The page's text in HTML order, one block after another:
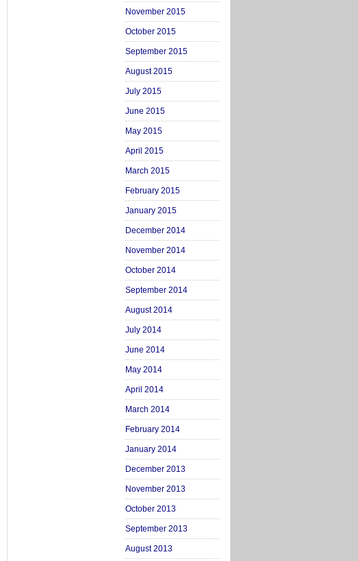
November 2015
October 2015
September 2015
August 2015
July 2015
June 2015
May 2015
April 2015
March 2015
February 2015
January 2015
December 2014
November 2014
October 2014
September 2014
August 2014
July 2014
June 2014
May 2014
April 2014
March 2014
February 2014
January 2014
December 2013
November 2013
October 2013
September 2013
August 2013